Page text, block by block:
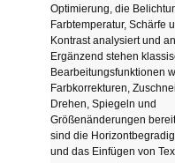
Optimierung, die
Farbtemperatur, Schärfe
Kontrast analysiert und
Ergänzend stehen
Bearbeitungsfunktionen
Farbkorrekturen,
Drehen, Spiegeln und
Größenänderungen
sind die
und das Einfügen von